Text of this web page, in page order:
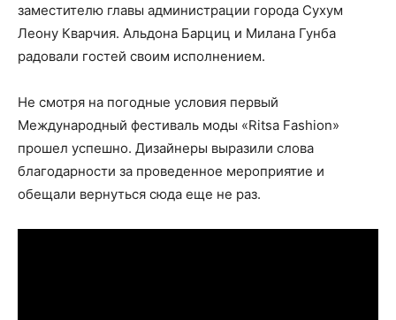
заместителю главы администрации города Сухум
Леону Кварчия. Альдона Барциц и Милана Гунба
радовали гостей своим исполнением.
Не смотря на погодные условия первый
Международный фестиваль моды «Ritsa Fashion»
прошел успешно. Дизайнеры выразили слова
благодарности за проведенное мероприятие и
обещали вернуться сюда еще не раз.